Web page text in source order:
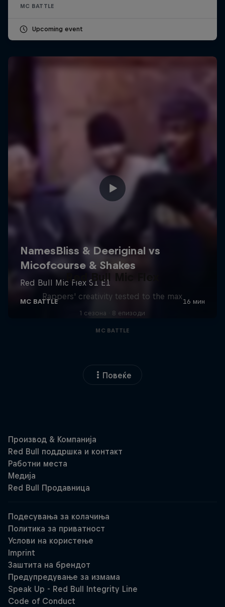
MC BATTLE
Upcoming event
Red Bull Mic Flex
Rappers' creativity tested to the max
1 сезона · 8 епизоди
MC BATTLE
Повеќе